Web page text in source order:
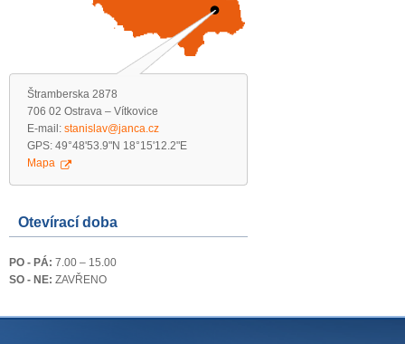
Štramberska 2878
706 02 Ostrava – Vítkovice
E-mail: stanislav@janca.cz
GPS: 49°48'53.9"N 18°15'12.2"E
Mapa
Otevírací doba
PO - PÁ: 7.00 – 15.00
SO - NE: ZAVŘENO